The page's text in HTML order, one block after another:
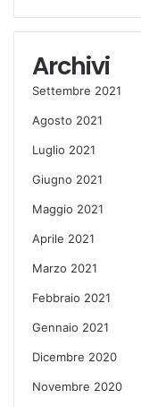
Archivi
Settembre 2021
Agosto 2021
Luglio 2021
Giugno 2021
Maggio 2021
Aprile 2021
Marzo 2021
Febbraio 2021
Gennaio 2021
Dicembre 2020
Novembre 2020